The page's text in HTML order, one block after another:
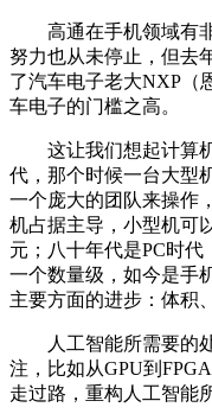
高通在手机领域有非
努力也从未停止，但去
了汽车电子老大NXP（
车电子的门槛之高。
这让我们想起计算机
代，那个时候一台大型
一个庞大的团队来操作
机占据主导，小型机可
元；八十年代是PC时
一个数量级，如今是手
主要方面的进步：体积
人工智能所需要的处
注，比如从GPU到
走过路，重构人工智能